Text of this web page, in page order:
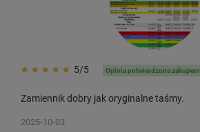
5/5 Opinia potwierdzona zakupem
Zamiennik dobry jak oryginalne taśmy.
2025-10-03